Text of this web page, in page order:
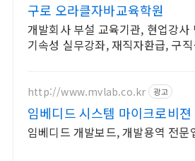
구로 오라클자바교육학원
개발회사 부설 교육기관, 현업강사
기속성 실무강좌, 재직자환급, 구
http://www.mvlab.co.kr 광고
임베디드 시스템 마이크로비젼
임베디드 개발보드, 개발용역 전문